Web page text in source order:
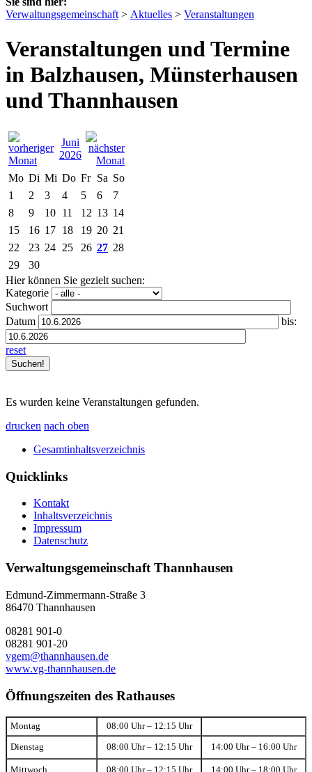
Verwaltungsgemeinschaft > Aktuelles > Veranstaltungen
Veranstaltungen und Termine
in Balzhausen, Münsterhausen
und Thannhausen
Juni
2026
Mo Di Mi Do Fr Sa So
1
2 3 4 5 6
7
8
9 10 11 12 13 14
15
16 17 18 19 20 21
22
23 24 25 26 27 28
29
30
Hier können Sie gezielt suchen:
Kategorie
Suchwort
Datum
bis:
reset
Es wurden keine Veranstaltungen gefunden.
drucken nach oben
Gesamtinhaltsverzeichnis
Quicklinks
Kontakt
Inhaltsverzeichnis
Impressum
Datenschutz
Verwaltungsgemeinschaft Thannhausen
Edmund-Zimmermann-Straße 3
86470 Thannhausen
08281 901-0
08281 901-20
vgem@thannhausen.de
www.vg-thannhausen.de
Öffnungszeiten des Rathauses
Montag 08:00 Uhr – 12:15 Uhr
Dienstag 08:00 Uhr – 12:15 Uhr 14:00 Uhr – 16:00 Uhr